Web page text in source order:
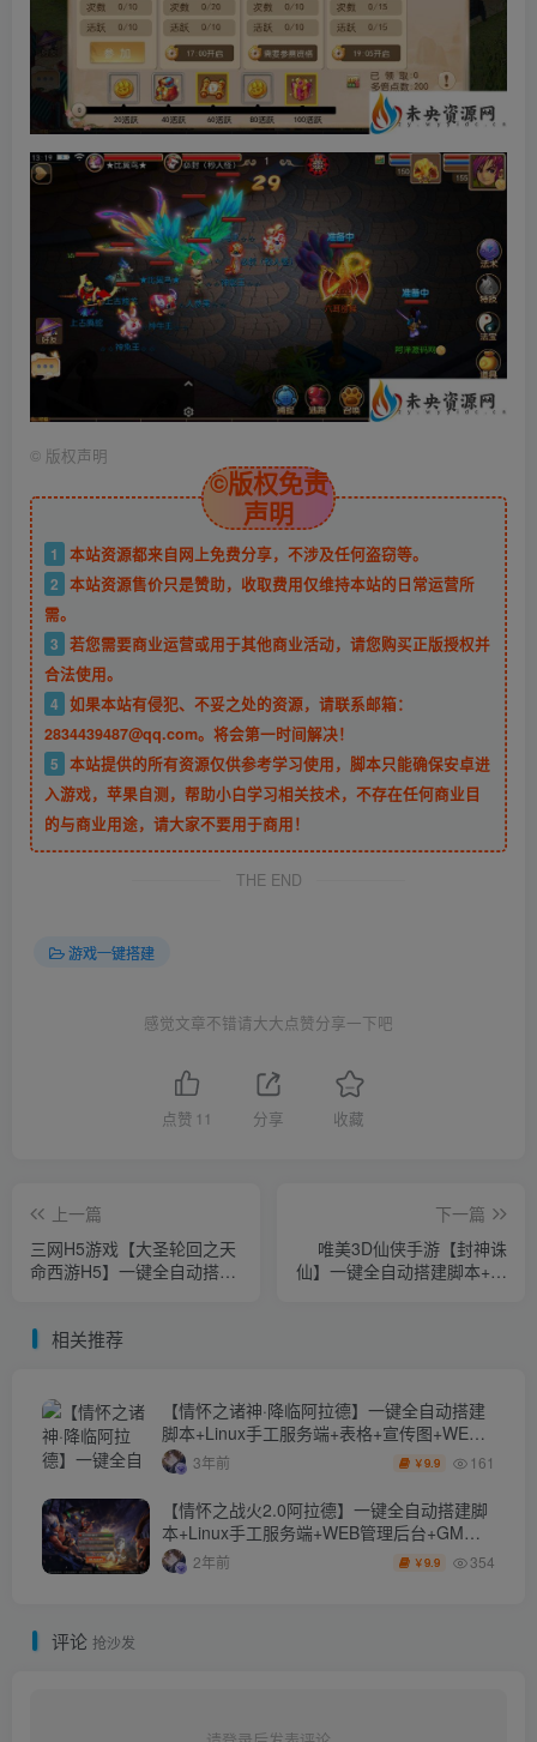
© 版权声明
©版权免责
声明
1
本站资源都来自网上免费分享，不涉及任何盗窃等。
2 本站资源售价只是赞助，收取费用仅维持本站的日常运营所
需。
3 若您需要商业运营或用于其他商业活动，请您购买正版授权并
合法使用。
4 如果本站有侵犯、不妥之处的资源，请联系邮箱：
2834439487@qq.com。将会第一时间解决！
5 本站提供的所有资源仅供参考学习使用，脚本只能确保安卓进
入游戏，苹果自测，帮助小白学习相关技术，不存在任何商业目
的与商业用途，请大家不要用于商用！
THE END
游戏一键搭建
感觉文章不错请大大点赞分享一下吧
点赞 11 分享 收藏
上一篇
三网H5游戏【大圣轮回之天
命西游H5】一键全自动搭建
建教程+视频教程
下一篇
唯美3D仙侠手游【封神诛
仙】一键全自动搭建脚本+最
相关推荐
【情怀之诸神·降临阿拉德】一键全自动搭建
脚本+Linux手工服务端+表格+宣传图+WEB
管理后台+GM授权后台+安卓苹果双端+详细
搭建教程
3年前 ￥9.9 161
【情怀之战火2.0阿拉德】一键全自动搭建脚
本+Linux手工服务端+WEB管理后台+GM授
权后台+安卓苹果双端+详细搭建教程+视频教
程
2年前 ￥9.9 354
评论 抢沙发